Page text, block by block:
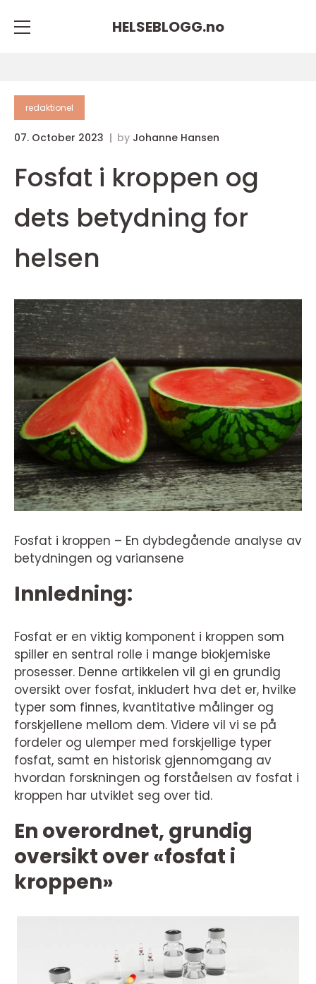
HELSEBLOGG.no
redaktionel
07. October 2023 by Johanne Hansen
Fosfat i kroppen og
dets betydning for
helsen
Fosfat i kroppen – En dybdegående analyse av
betydningen og variansene
Innledning:
Fosfat er en viktig komponent i kroppen som
spiller en sentral rolle i mange biokjemiske
prosesser. Denne artikkelen vil gi en grundig
oversikt over fosfat, inkludert hva det er, hvilke
typer som finnes, kvantitative målinger og
forskjellene mellom dem. Videre vil vi se på
fordeler og ulemper med forskjellige typer
fosfat, samt en historisk gjennomgang av
hvordan forskningen og forståelsen av fosfat i
kroppen har utviklet seg over tid.
En overordnet, grundig
oversikt over «fosfat i
kroppen»